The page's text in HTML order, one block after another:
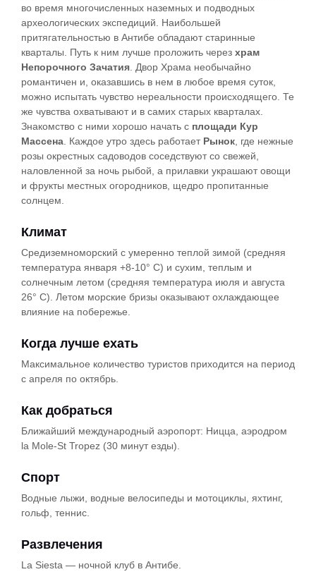
во время многочисленных наземных и подводных
археологических экспедиций. Наибольшей
притягательностью в Антибе обладают старинные
кварталы. Путь к ним лучше проложить через храм
Непорочного Зачатия. Двор Храма необычайно
романтичен и, оказавшись в нем в любое время суток,
можно испытать чувство нереальности происходящего. Те
же чувства охватывают и в самих старых кварталах.
Знакомство с ними хорошо начать с площади Кур
Массена. Каждое утро здесь работает Рынок, где нежные
розы окрестных садоводов соседствуют со свежей,
наловленной за ночь рыбой, а прилавки украшают овощи
и фрукты местных огородников, щедро пропитанные
солнцем.
Климат
Cредиземноморский с умеренно теплой зимой (средняя
температура января +8-10° С) и сухим, теплым и
солнечным летом (средняя температура июля и августа
26° С). Летом морские бризы оказывают охлаждающее
влияние на побережье.
Когда лучше ехать
Максимальное количество туристов приходится на период
с апреля по октябрь.
Как добраться
Ближайший международный аэропорт: Ницца, аэродром
la Mole-St Tropez (30 минут езды).
Спорт
Водные лыжи, водные велосипеды и мотоциклы, яхтинг,
гольф, теннис.
Развлечения
La Siesta — ночной клуб в Антибе.